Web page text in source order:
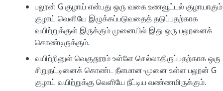
பலூன் G குழாய் என்பது ஒரு வகை உணவூட்டல்
குழாய் வெளியே இழுக்கப்படுவதைத் தடுப்பதற்காக
வயிற்றுக்குள் இருக்கும் முனையில் இது ஒரு பலூனைக்
கொண்டிருக்கும்.
வயிற்றினுள் வெகுதூரம் உள்ளே செல்லாதிருப்பதற்காக ஒரு
சிறுதட்டினைக் கொண்ட நீளமான-முனை உள்ள பலூன் G
குழாய் வயிற்றுக்கு வெளியே நீட்டிய வண்ணமிருக்கும்.